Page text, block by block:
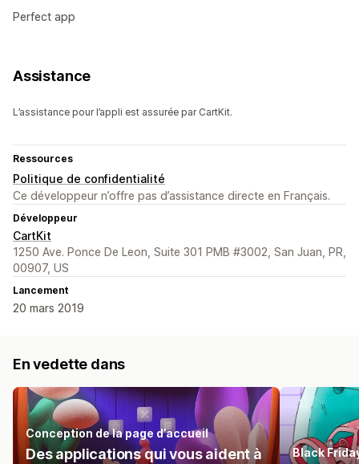
Perfect app
Assistance
L’assistance pour l’appli est assurée par CartKit.
Ressources
Politique de confidentialité
Ce développeur n’offre pas d’assistance directe en Français.
Développeur
CartKit
1250 Ave. Ponce De Leon, Suite 301 PMB #3002, San Juan, PR,
00907, US
Lancement
20 mars 2019
En vedette dans
Conception de la page d’accueil
Des applications qui vous aident à
Black